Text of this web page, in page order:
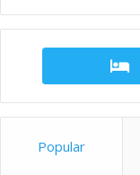
Popular